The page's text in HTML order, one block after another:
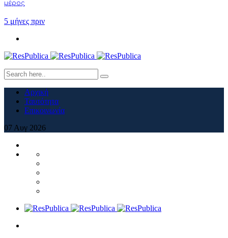
μέρος
5 μήνες πριν
Αρχική
Ταυτότητα
Επικοινωνία
07Αυγ 2026